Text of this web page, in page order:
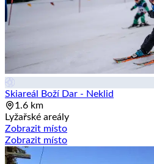
Skiareál Boží Dar - Neklid
1.6 km
Lyžařské areály
Zobrazit místo
Zobrazit místo